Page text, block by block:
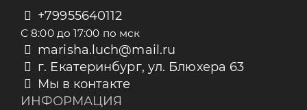
+79955640112
С 8:00 до 17:00 по мск
marisha.luch@mail.ru
г. Екатеринбург, ул. Блюхера 63
Мы в контакте
ИНФОРМАЦИЯ